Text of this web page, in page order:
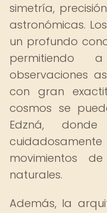
simetría,
astronómicas.
un profundo
permitiendo
observaciones
con gran
cosmos se
Edzná,
movimientos
naturales.
Además, la